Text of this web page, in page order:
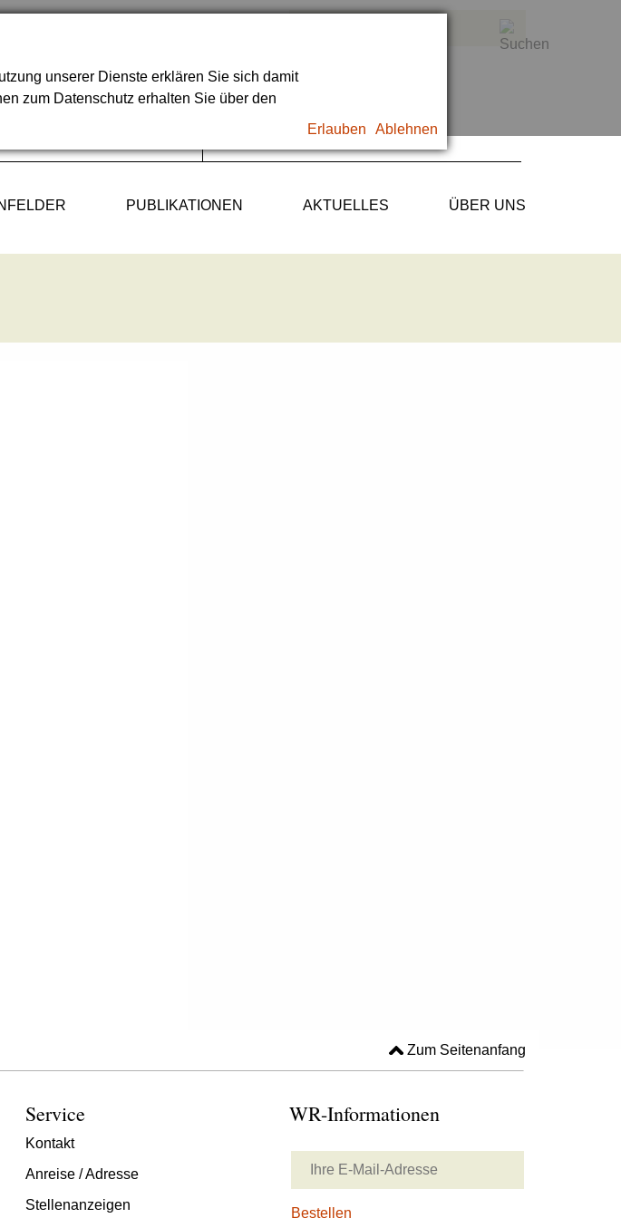
unserer Dienste erklären Sie sich damit
zum Datenschutz erhalten Sie über den
Erlauben Ablehnen
PUBLIKATIONEN AKTUELLES ÜBER UNS
Zum Seitenanfang
Service
Kontakt
Anreise / Adresse
Stellenanzeigen
WR-Informationen